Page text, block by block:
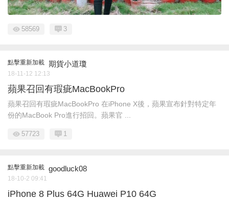
58569 3
點擊重新加載 期貨小道瓊
18-11-12 12:13
蘋果召回有瑕疵MacBookPro
蘋果召回有瑕疵MacBookPro 在iPhone X後，蘋果宣布針對特定年
份的MacBook Pro進行招回。蘋果官 ...
57723 1
點擊重新加載 goodluck08
18-10-2 09:41
iPhone 8 Plus 64G Huawei P10 64G